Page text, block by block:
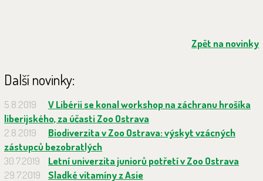
Zpět na novinky
Další novinky:
5.8.2019
V Libérii se konal workshop na záchranu hrošíka
liberijského, za účasti Zoo Ostrava
2.8.2019
Biodiverzita v Zoo Ostrava: výskyt vzácných
zástupců bezobratlých
30.7.2019
Letní univerzita juniorů potřetí v Zoo Ostrava
29.7.2019
Sladké vitamíny z Asie